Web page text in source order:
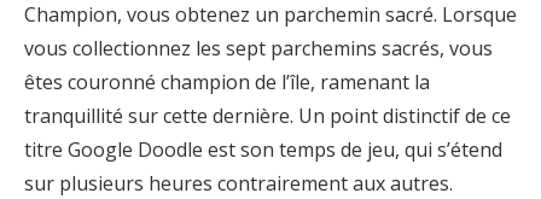
Champion, vous obtenez un parchemin sacré. Lorsque
vous collectionnez les sept parchemins sacrés, vous
êtes couronné champion de l’île, ramenant la
tranquillité sur cette dernière. Un point distinctif de ce
titre Google Doodle est son temps de jeu, qui s’étend
sur plusieurs heures contrairement aux autres.